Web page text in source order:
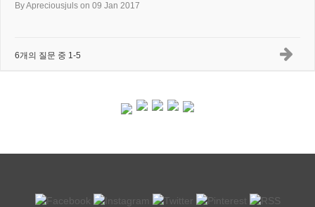
By Apreciousjuls on 09 Jan 2017
6개의 질문 중 1-5